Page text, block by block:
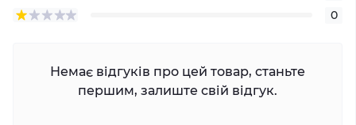
0
Немає відгуків про цей товар, станьте
першим, залиште свій відгук.